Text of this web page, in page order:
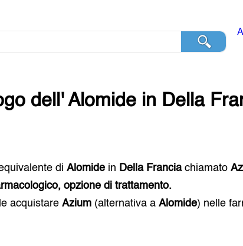
dell'Alomide in Della
equivalente diAlomide in Della Franciachiamato
opzione di trattamento.
acquistareAzium (alternativa aAlomide) nelle